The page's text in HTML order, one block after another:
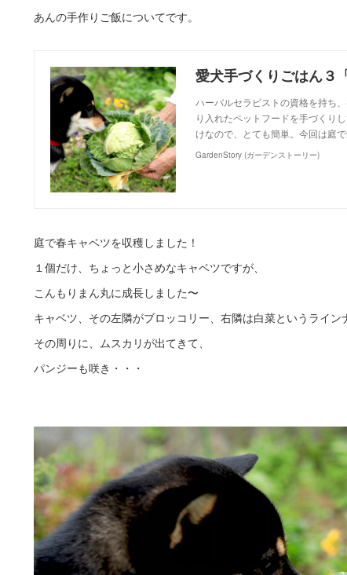
あんの手作りご飯についてです。
ハーバルセラピストの資格を持ち
り入れたペットフードを手づくり
けなので、とても簡単。今回は庭
GardenStory (ガーデンストーリー)
庭で春キャベツを収穫しました！
１個だけ、ちょっと小さめなキャベツですが、
こんもりまん丸に成長しました〜
キャベツ、その左隣がブロッコリー、右隣は白菜というライン
その周りに、ムスカリが出てきて、
パンジーも咲き・・・